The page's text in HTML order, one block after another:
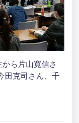
ら片山寛信さ
田克司さん、千